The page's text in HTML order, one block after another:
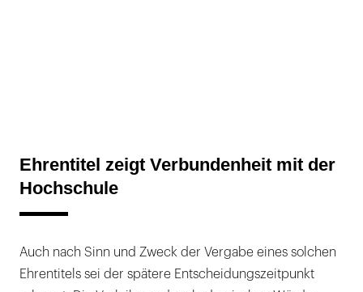
Ehrentitel zeigt Verbundenheit mit der
Hochschule
Auch nach Sinn und Zweck der Vergabe eines solchen
Ehrentitels sei der spätere Entscheidungszeitpunkt